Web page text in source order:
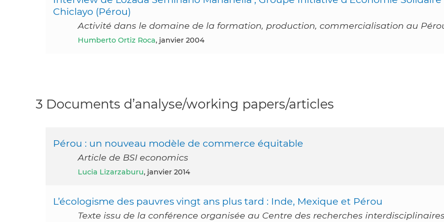
Chiclayo (Pérou)
Activité dans le domaine de la formation, production, commercialisation au
Humberto Ortiz Roca, janvier 2004
3 Documents d’analyse/working papers/articles
Pérou : un nouveau modèle de commerce équitable
Article de BSI economics
Lucia Lizarzaburu, janvier 2014
L’écologisme des pauvres vingt ans plus tard : Inde, Mexique et Pérou
Texte issu de la conférence organisée au Centre des recherches